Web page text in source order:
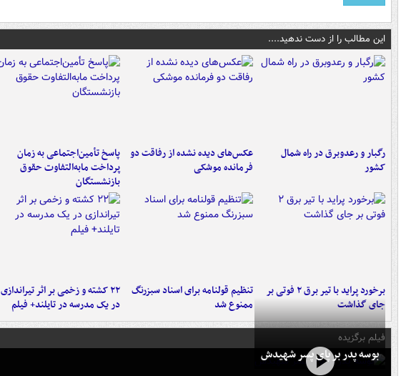
این مطالب را از دست ندهید....
رگبار و رعدوبرق در راه شمال
کشور
عکس‌های دیده نشده از رفاقت دو
فرمانده‌ موشکی
پاسخ تأمین‌اجتماعی به زمان
پرداخت مابه‌التفاوت حقوق
بازنشستگان
برخورد پراید با تیر برق ۲ فوتی بر
جای گذاشت
تنظیم قولنامه برای اسناد سبزرنگ
ممنوع شد
۲۲ کشته و زخمی بر اثر تیراندازی
در یک مدرسه در تایلند+ فیلم
فیلم برگزیده
بوسه‌ پدر بر پای پسر شهیدش